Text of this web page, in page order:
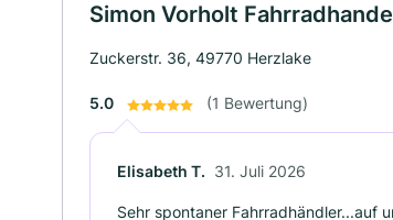
Simon Vorholt
Zuckerstr. 36, 49770 Herzlake
5.0 (1 Bewertung)
Elisabeth T. 31. Juli 2026
Sehr spontaner Fahrradhändler...auf